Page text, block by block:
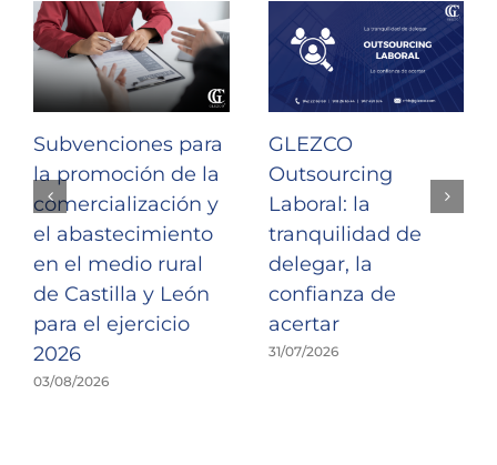
Subvenciones para
la promoción de la
comercialización y
el abastecimiento
en el medio rural
de Castilla y León
para el ejercicio
2026
03/08/2026
GLEZCO
Outsourcing
Laboral: la
tranquilidad de
delegar, la
confianza de
acertar
31/07/2026